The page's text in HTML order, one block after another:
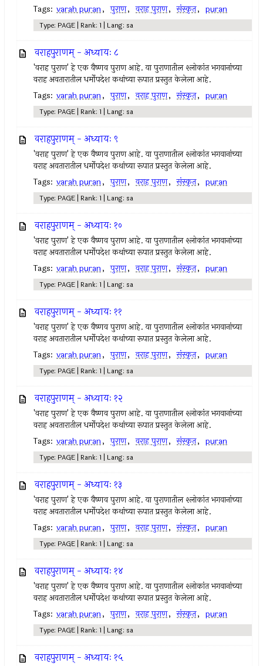
Tags: varah puran, पुराण, वराह पुराण, संस्कृत, puran
Type: PAGE | Rank: 1 | Lang: sa
वराहपुराणम् - अध्यायः ८
'वराह पुराण' हे एक वैष्णव पुराण आहे. या पुराणातील श्लोकांत भगवानांच्या
वराह अवतारातील धर्मोपदेश कथांच्या रूपात प्रस्तुत केलेला आहे.
Tags: varah puran, पुराण, वराह पुराण, संस्कृत, puran
Type: PAGE | Rank: 1 | Lang: sa
वराहपुराणम् - अध्यायः ९
'वराह पुराण' हे एक वैष्णव पुराण आहे. या पुराणातील श्लोकांत भगवानांच्या
वराह अवतारातील धर्मोपदेश कथांच्या रूपात प्रस्तुत केलेला आहे.
Tags: varah puran, पुराण, वराह पुराण, संस्कृत, puran
Type: PAGE | Rank: 1 | Lang: sa
वराहपुराणम् - अध्यायः १०
'वराह पुराण' हे एक वैष्णव पुराण आहे. या पुराणातील श्लोकांत भगवानांच्या
वराह अवतारातील धर्मोपदेश कथांच्या रूपात प्रस्तुत केलेला आहे.
Tags: varah puran, पुराण, वराह पुराण, संस्कृत, puran
Type: PAGE | Rank: 1 | Lang: sa
वराहपुराणम् - अध्यायः ११
'वराह पुराण' हे एक वैष्णव पुराण आहे. या पुराणातील श्लोकांत भगवानांच्या
वराह अवतारातील धर्मोपदेश कथांच्या रूपात प्रस्तुत केलेला आहे.
Tags: varah puran, पुराण, वराह पुराण, संस्कृत, puran
Type: PAGE | Rank: 1 | Lang: sa
वराहपुराणम् - अध्यायः १२
'वराह पुराण' हे एक वैष्णव पुराण आहे. या पुराणातील श्लोकांत भगवानांच्या
वराह अवतारातील धर्मोपदेश कथांच्या रूपात प्रस्तुत केलेला आहे.
Tags: varah puran, पुराण, वराह पुराण, संस्कृत, puran
Type: PAGE | Rank: 1 | Lang: sa
वराहपुराणम् - अध्यायः १३
'वराह पुराण' हे एक वैष्णव पुराण आहे. या पुराणातील श्लोकांत भगवानांच्या
वराह अवतारातील धर्मोपदेश कथांच्या रूपात प्रस्तुत केलेला आहे.
Tags: varah puran, पुराण, वराह पुराण, संस्कृत, puran
Type: PAGE | Rank: 1 | Lang: sa
वराहपुराणम् - अध्यायः १४
'वराह पुराण' हे एक वैष्णव पुराण आहे. या पुराणातील श्लोकांत भगवानांच्या
वराह अवतारातील धर्मोपदेश कथांच्या रूपात प्रस्तुत केलेला आहे.
Tags: varah puran, पुराण, वराह पुराण, संस्कृत, puran
Type: PAGE | Rank: 1 | Lang: sa
वराहपुराणम् - अध्यायः १५